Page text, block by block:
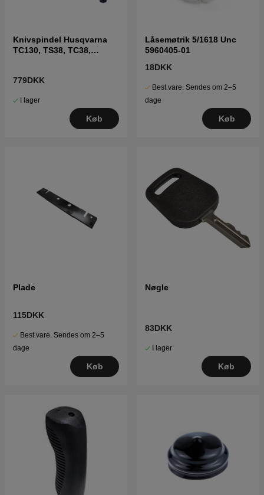
Knivspindel Husqvarna
TC130, TS38, TC38,
779DKK
I lager
Køb
Låsemøtrik 5/1618 Unc
5960405-01
18DKK
Best.vare. Sendes om 2–5
dage
Køb
Plade
115DKK
Best.vare. Sendes om 2–5
dage
Køb
Nøgle
83DKK
I lager
Køb